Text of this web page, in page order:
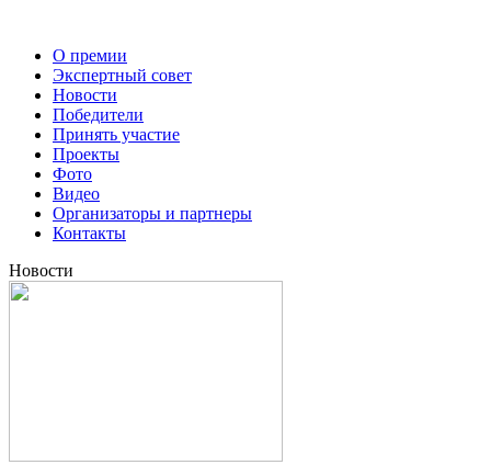
О премии
Экспертный совет
Новости
Победители
Принять участие
Проекты
Фото
Видео
Организаторы и партнеры
Контакты
Новости